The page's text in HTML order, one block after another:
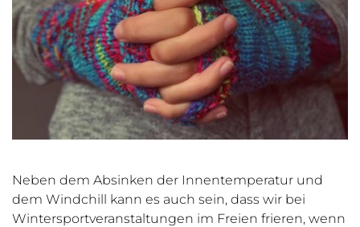
Neben dem Absinken der Innentemperatur und
dem Windchill kann es auch sein, dass wir bei
Wintersportveranstaltungen im Freien frieren, wenn